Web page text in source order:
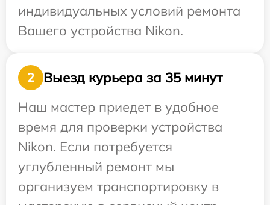
индивидуальных условий ремонта
Вашего устройства Nikon.
2
Выезд курьера за 35 минут
Наш мастер приедет в удобное
время для проверки устройства
Nikon. Если потребуется
углубленный ремонт мы
организуем транспортировку в